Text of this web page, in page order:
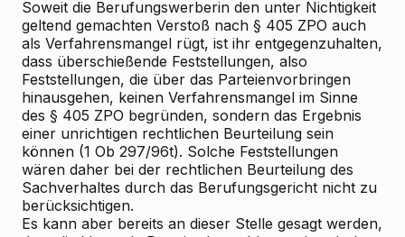
Soweit die Berufungswerberin den unter Nichtigkeit
geltend gemachten Verstoß nach § 405 ZPO auch
als Verfahrensmangel rügt, ist ihr entgegenzuhalten,
dass überschießende Feststellungen, also
Feststellungen, die über das Parteienvorbringen
hinausgehen, keinen Verfahrensmangel im Sinne
des § 405 ZPO begründen, sondern das Ergebnis
einer unrichtigen rechtlichen Beurteilung sein
können (1 Ob 297/96t). Solche Feststellungen
wären daher bei der rechtlichen Beurteilung des
Sachverhaltes durch das Berufungsgericht nicht zu
berücksichtigen.
Es kann aber bereits an dieser Stelle gesagt werden,